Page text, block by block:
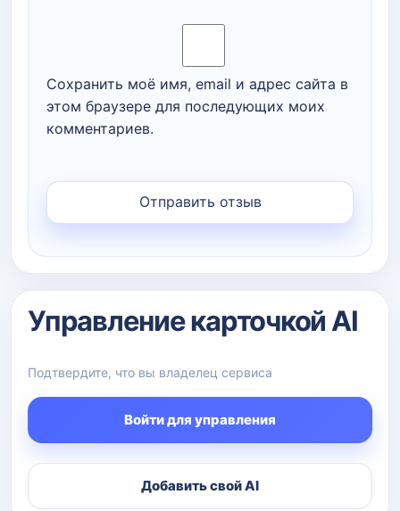
Сохранить моё имя, email и адрес сайта в
этом браузере для последующих моих
комментариев.
Управление карточкой AI
Подтвердите, что вы владелец сервиса
Войти для управления
Добавить свой AI